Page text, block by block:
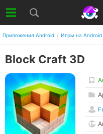
Приложения Android Игры на Android
Block Craft 3D